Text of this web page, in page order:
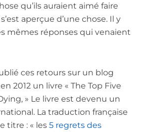
qu’ils auraient aimé faire
aperçue d’une chose. Il y
mêmes réponses qui venaient
ces retours sur un blog
2012 un livre « The Top Five
» Le livre est devenu un
La traduction française
titre : « les 5 regrets des